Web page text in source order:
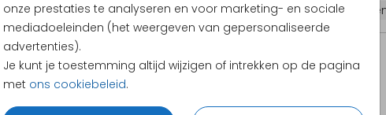
onze prestaties te analyseren en voor marketing- en sociale
mediadoeleinden (het weergeven van gepersonaliseerde
advertenties).
Je kunt je toestemming altijd wijzigen of intrekken op de pagina
met ons cookiebeleid.